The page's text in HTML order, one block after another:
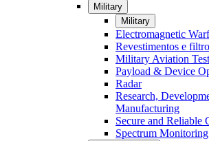
Military
Military
Electromagnetic
Revestimentos e
Military Aviation
Payload & Device
Radar
Research,
Manufacturing
Secure and Reliable
Spectrum